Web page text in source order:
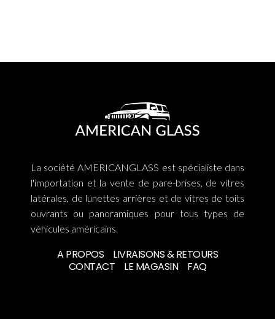
La société AMERICANGLASS est spécialiste dans
l'importation et la vente de pare-brises, de vitres
latérales, de lunettes arrières et de vitres de toits
ouvrants ou panoramiques pour tous types de
véhicules américains.
A PROPOS
LIVRAISONS & RETOURS
CONTACT
LE MAGASIN FAQ